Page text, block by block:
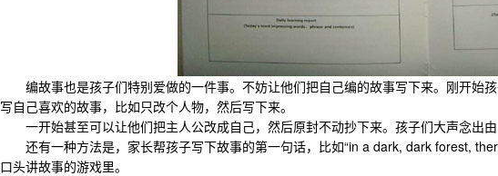
编故事也是孩子们特别爱做的一件事。不妨让他们把自己编的故事写下来。刚开始
写自己喜欢的故事，比如只改个人物，然后写下来。
一开始甚至可以让他们把主人公改成自己，然后原封不动抄下来。孩子们大声念出由
还有一种方法是，家长帮孩子写下故事的第一句话，比如“in a dark, dark forest,
口头讲故事的游戏里。